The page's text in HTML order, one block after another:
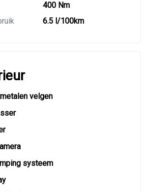
400 Nm
6.5 l/100km
velgen
systeem